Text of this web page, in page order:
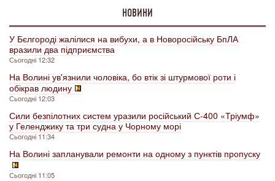
НОВИНИ
У Бєлгороді жалілися на вибухи, а в Новоросійську БпЛА
вразили два підприємства
Сьогодні 12:32
На Волині ув'язнили чоловіка, бо втік зі штурмової роти і
обікрав людину
Сьогодні 12:03
Сили безпілотних систем уразили російський С-400 «Тріумф»
у Геленджику та три судна у Чорному морі
Сьогодні 11:34
На Волині запланували ремонти на одному з пунктів пропуску
Сьогодні 11:05